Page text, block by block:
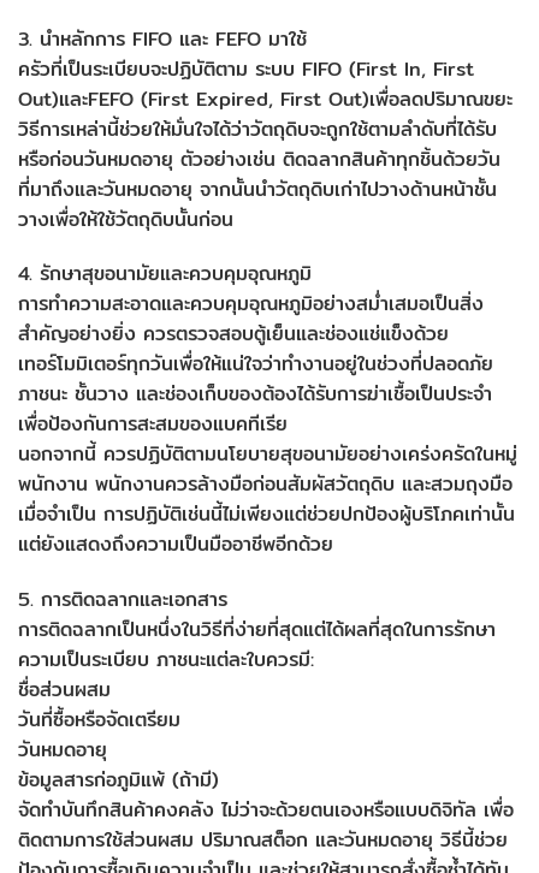
3. นำหลักการ FIFO และ FEFO มาใช้
ครัวที่เป็นระเบียบจะปฏิบัติตาม ระบบ FIFO (First In, First
Out)และFEFO (First Expired, First Out)เพื่อลดปริมาณขยะ
วิธีการเหล่านี้ช่วยให้มั่นใจได้ว่าวัตถุดิบจะถูกใช้ตามลำดับที่ได้รับ
หรือก่อนวันหมดอายุ ตัวอย่างเช่น ติดฉลากสินค้าทุกชิ้นด้วยวัน
ที่มาถึงและวันหมดอายุ จากนั้นนำวัตถุดิบเก่าไปวางด้านหน้าชั้น
วางเพื่อให้ใช้วัตถุดิบนั้นก่อน
4. รักษาสุขอนามัยและควบคุมอุณหภูมิ
การทำความสะอาดและควบคุมอุณหภูมิอย่างสม่ำเสมอเป็นสิ่ง
สำคัญอย่างยิ่ง ควรตรวจสอบตู้เย็นและช่องแช่แข็งด้วย
เทอร์โมมิเตอร์ทุกวันเพื่อให้แน่ใจว่าทำงานอยู่ในช่วงที่ปลอดภัย
ภาชนะ ชั้นวาง และช่องเก็บของต้องได้รับการฆ่าเชื้อเป็นประจำ
เพื่อป้องกันการสะสมของแบคทีเรีย
นอกจากนี้ ควรปฏิบัติตามนโยบายสุขอนามัยอย่างเคร่งครัดในหมู่
พนักงาน พนักงานควรล้างมือก่อนสัมผัสวัตถุดิบ และสวมถุงมือ
เมื่อจำเป็น การปฏิบัติเช่นนี้ไม่เพียงแต่ช่วยปกป้องผู้บริโภคเท่านั้น
แต่ยังแสดงถึงความเป็นมืออาชีพอีกด้วย
5. การติดฉลากและเอกสาร
การติดฉลากเป็นหนึ่งในวิธีที่ง่ายที่สุดแต่ได้ผลที่สุดในการรักษา
ความเป็นระเบียบ ภาชนะแต่ละใบควรมี:
ชื่อส่วนผสม
วันที่ซื้อหรือจัดเตรียม
วันหมดอายุ
ข้อมูลสารก่อภูมิแพ้ (ถ้ามี)
จัดทำบันทึกสินค้าคงคลัง ไม่ว่าจะด้วยตนเองหรือแบบดิจิทัล เพื่อ
ติดตามการใช้ส่วนผสม ปริมาณสต็อก และวันหมดอายุ วิธีนี้ช่วย